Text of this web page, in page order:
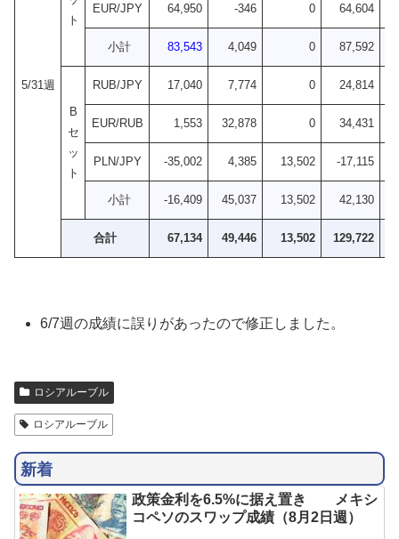
5/31週
ト
EUR/JPY 64,950 -346 0 64,604
小計 83,543 4,049 0 87,592
B
セ
ッ
ト
RUB/JPY 17,040 7,774 0 24,814
EUR/RUB 1,553 32,878 0 34,431
PLN/JPY -35,002 4,385 13,502 -17,115
小計 -16,409 45,037 13,502 42,130
合計 67,134 49,446 13,502 129,722
6/7週の成績に誤りがあったので修正しました。
ロシアルーブル
ロシアルーブル
新着
政策金利を6.5%に据え置き メキシ
コペソのスワップ成績（8月2日週）